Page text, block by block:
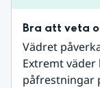
Bra att veta
Vädret
Extremt
påfrestningar